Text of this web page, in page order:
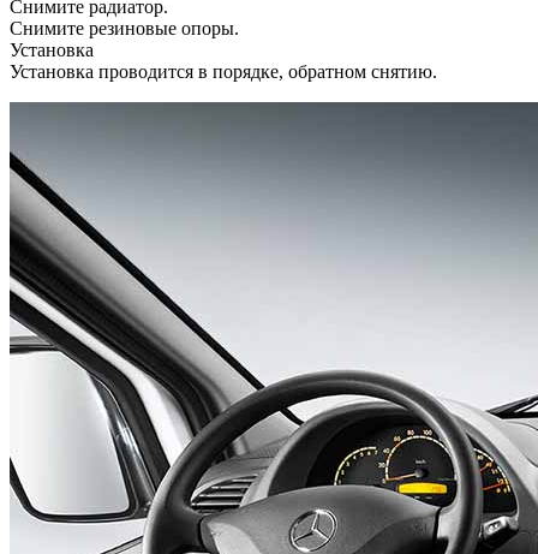
Снимите радиатор.
Снимите резиновые опоры.
Установка
Установка проводится в порядке, обратном снятию.